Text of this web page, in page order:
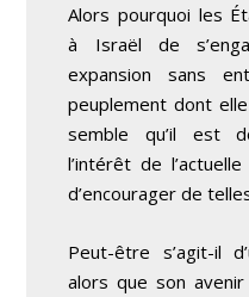
Alors pourquoi les
à Israël de
expansion sans
peuplement dont
semble qu’il est
l’intérêt de
d’encourager de
Peut-être s’agit-il
alors que son